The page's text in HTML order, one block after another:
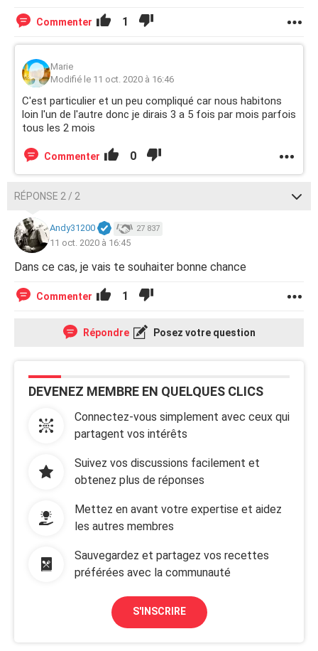
Commenter 1
Marie
Modifié le 11 oct. 2020 à 16:46
C'est particulier et un peu compliqué car nous habitons
loin l'un de l'autre donc je dirais 3 a 5 fois par mois parfois
tous les 2 mois
Commenter 0
RÉPONSE 2 / 2
Andy31200 27 837
11 oct. 2020 à 16:45
Dans ce cas, je vais te souhaiter bonne chance
Commenter 1
Répondre Posez votre question
DEVENEZ MEMBRE EN QUELQUES CLICS
Connectez-vous simplement avec ceux qui
partagent vos intérêts
Suivez vos discussions facilement et
obtenez plus de réponses
Mettez en avant votre expertise et aidez
les autres membres
Sauvegardez et partagez vos recettes
préférées avec la communauté
S'INSCRIRE